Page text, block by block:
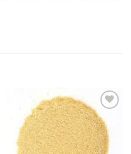
Toevoegen
aan
favorieten